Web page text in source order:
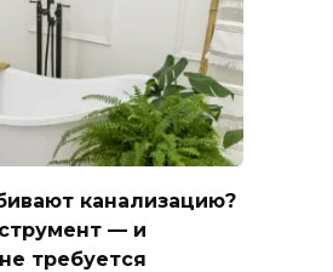
канализацию?
— и
требуется